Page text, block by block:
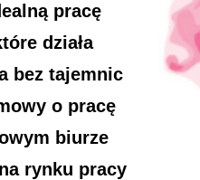
pracę
działa
bez tajemnic
o pracę
biurze
rynku pracy